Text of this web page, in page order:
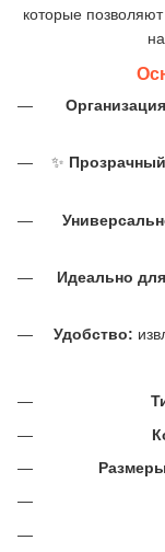
которые
✨
Идеально
Удобство: